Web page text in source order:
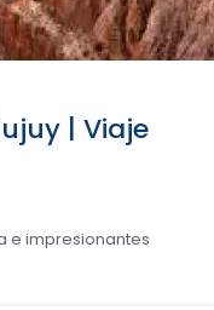
| Viaje
e impresionantes